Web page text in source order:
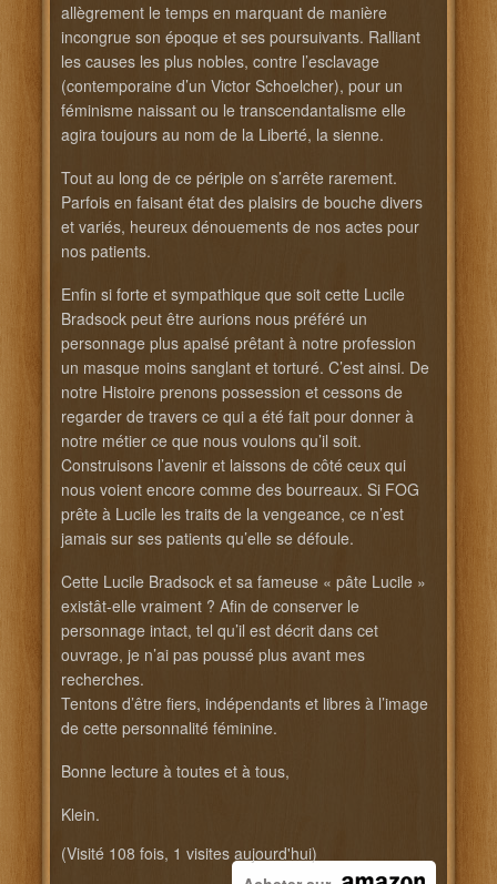
allègrement le temps en marquant de manière
incongrue son époque et ses poursuivants. Ralliant
les causes les plus nobles, contre l’esclavage
(contemporaine d’un Victor Schoelcher), pour un
féminisme naissant ou le transcendantalisme elle
agira toujours au nom de la Liberté, la sienne.
Tout au long de ce périple on s’arrête rarement.
Parfois en faisant état des plaisirs de bouche divers
et variés, heureux dénouements de nos actes pour
nos patients.
Enfin si forte et sympathique que soit cette Lucile
Bradsock peut être aurions nous préféré un
personnage plus apaisé prêtant à notre profession
un masque moins sanglant et torturé. C’est ainsi. De
notre Histoire prenons possession et cessons de
regarder de travers ce qui a été fait pour donner à
notre métier ce que nous voulons qu’il soit.
Construisons l’avenir et laissons de côté ceux qui
nous voient encore comme des bourreaux. Si FOG
prête à Lucile les traits de la vengeance, ce n’est
jamais sur ses patients qu’elle se défoule.
Cette Lucile Bradsock et sa fameuse « pâte Lucile »
existât-elle vraiment ? Afin de conserver le
personnage intact, tel qu’il est décrit dans cet
ouvrage, je n’ai pas poussé plus avant mes
recherches.
Tentons d’être fiers, indépendants et libres à l’image
de cette personnalité féminine.
Bonne lecture à toutes et à tous,
Klein.
(Visité 108 fois, 1 visites aujourd'hui)